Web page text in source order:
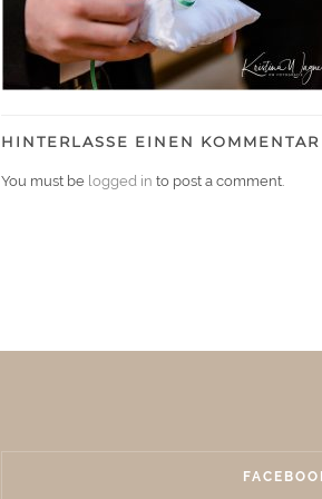
HINTERLASSE EINEN KOMMENTAR
You must be logged in to post a comment.